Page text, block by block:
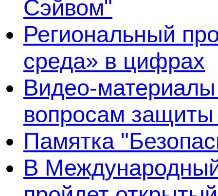
Сэйвом"
Региональный
среда» в цифрах
Видео-
вопросам
Памятка
В